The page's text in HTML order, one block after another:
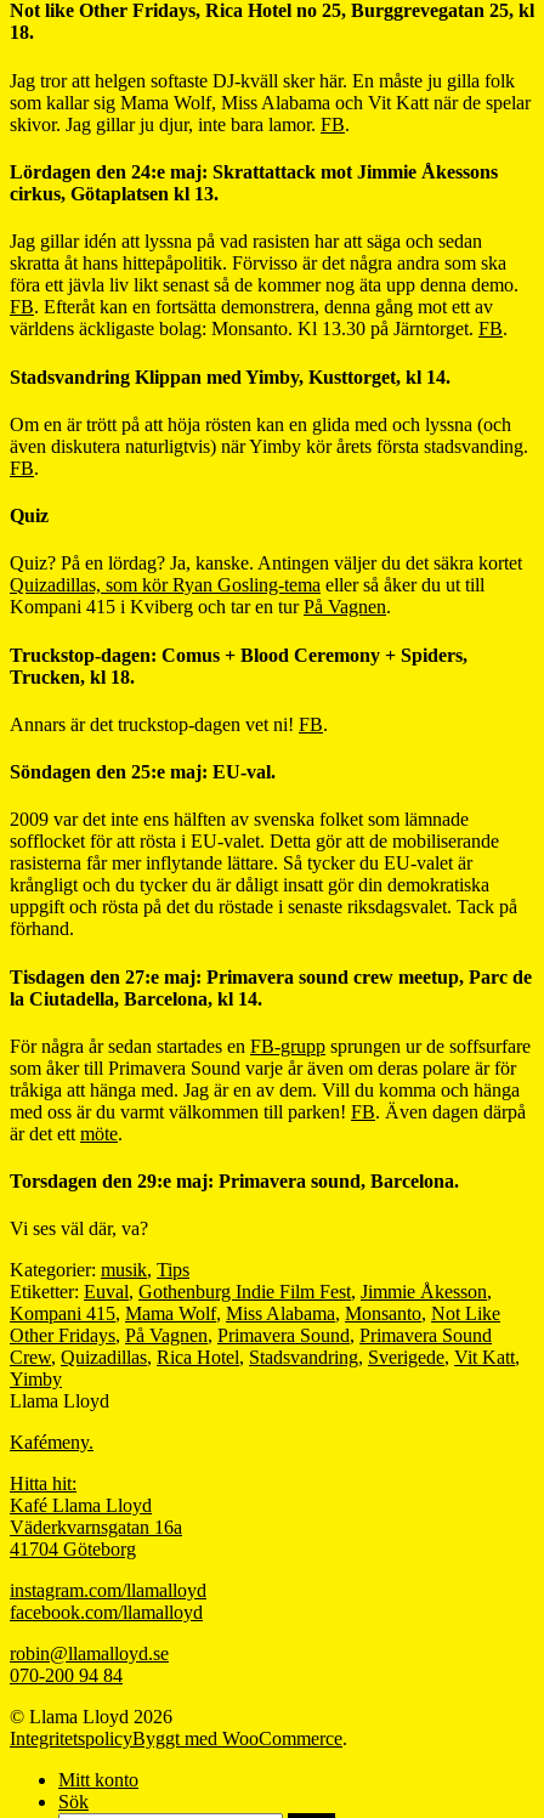
Not like Other Fridays, Rica Hotel no 25, Burggrevegatan 25, kl
18.
Jag tror att helgen softaste DJ-kväll sker här. En måste ju gilla folk
som kallar sig Mama Wolf, Miss Alabama och Vit Katt när de spelar
skivor. Jag gillar ju djur, inte bara lamor. FB.
Lördagen den 24:e maj: Skrattattack mot Jimmie Åkessons
cirkus, Götaplatsen kl 13.
Jag gillar idén att lyssna på vad rasisten har att säga och sedan
skratta åt hans hittepåpolitik. Förvisso är det några andra som ska
föra ett jävla liv likt senast så de kommer nog äta upp denna demo.
FB. Efteråt kan en fortsätta demonstrera, denna gång mot ett av
världens äckligaste bolag: Monsanto. Kl 13.30 på Järntorget. FB.
Stadsvandring Klippan med Yimby, Kusttorget, kl 14.
Om en är trött på att höja rösten kan en glida med och lyssna (och
även diskutera naturligtvis) när Yimby kör årets första stadsvanding.
FB.
Quiz
Quiz? På en lördag? Ja, kanske. Antingen väljer du det säkra kortet
Quizadillas, som kör Ryan Gosling-tema eller så åker du ut till
Kompani 415 i Kviberg och tar en turPå Vagnen.
Truckstop-dagen: Comus + Blood Ceremony + Spiders,
Trucken, kl 18.
Annars är det truckstop-dagen vet ni! FB.
Söndagen den 25:e maj: EU-val.
2009 var det inte ens hälften av svenska folket som lämnade
sofflocket för att rösta i EU-valet. Detta gör att de mobiliserande
rasisterna får mer inflytande lättare. Så tycker du EU-valet är
krångligt och du tycker du är dåligt insatt gör din demokratiska
uppgift och rösta på det du röstade i senaste riksdagsvalet. Tack på
förhand.
Tisdagen den 27:e maj: Primavera sound crew meetup, Parc de
la Ciutadella, Barcelona, kl 14.
För några år sedan startades en FB-grupp sprungen ur de soffsurfare
som åker till Primavera Sound varje år även om deras polare är för
tråkiga att hänga med. Jag är en av dem. Vill du komma och hänga
med oss är du varmt välkommen till parken! FB. Även dagen därpå
är det ett möte.
Torsdagen den 29:e maj: Primavera sound, Barcelona.
Vi ses väl där, va?
Kategorier: musik, Tips
Etiketter: Euval, Gothenburg Indie Film Fest, Jimmie Åkesson,
Kompani 415, Mama Wolf, Miss Alabama, Monsanto, Not Like
Other Fridays, På Vagnen, Primavera Sound, Primavera Sound
Crew, Quizadillas, Rica Hotel, Stadsvandring, Sverigede, Vit Katt,
Yimby
Llama Lloyd
Kafémeny.
Hitta hit:
Kafé Llama Lloyd
Väderkvarnsgatan 16a
41704 Göteborg
instagram.com/llamalloyd
facebook.com/llamalloyd
robin@llamalloyd.se
070-200 94 84
© Llama Lloyd 2026
IntegritetspolicyByggt med WooCommerce.
Mitt konto
Sök